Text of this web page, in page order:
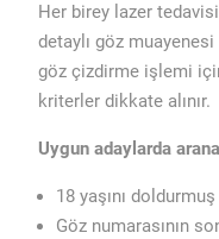
Her birey lazer
detaylı göz
göz çizdirme işlemi
kriterler dikkate alınır.
Uygun adaylarda
18 yaşını
Göz numarasının